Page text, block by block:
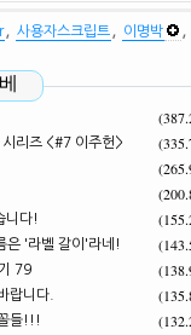
사용자스크립트 이명박
리즈 <#7 이주헌>
니다!
은 '라벨 갈이'라네!
79
랍니다.
들!!!